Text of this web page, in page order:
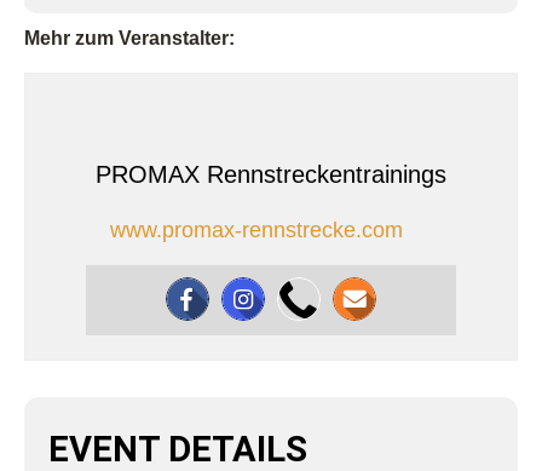
Mehr zum Veranstalter:
PROMAX Rennstreckentrainings
www.promax-rennstrecke.com
EVENT DETAILS